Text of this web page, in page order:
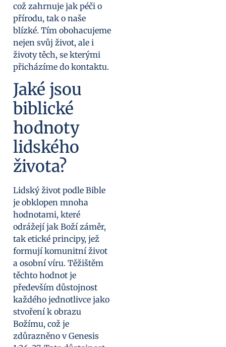
což zahrnuje jak péči o
přírodu, tak o naše
blízké. Tím obohacujeme
nejen svůj život, ale i
životy těch, se kterými
přicházíme do kontaktu.
Jaké jsou
biblické
hodnoty
lidského
života?
Lidský život podle Bible
je obklopen mnoha
hodnotami, které
odrážejí jak Boží záměr,
tak etické principy, jež
formují komunitní život
a osobní víru. Těžištěm
těchto hodnot je
především důstojnost
každého jednotlivce jako
stvoření k obrazu
Božímu, což je
zdůrazněno v Genesis